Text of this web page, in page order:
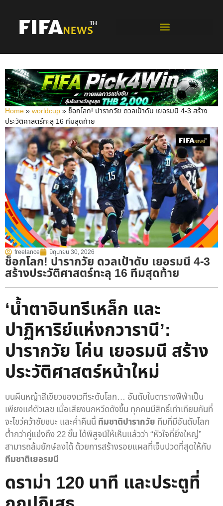
Home»worldcup» ช็อกโลก! ปารากวัย ดวลเป้าดับ เยอรมนี 4-3 สร้าง
ประวัติศาสตร์ทะลุ 16 ทีมสุดท้าย
freelance มิถุนายน 30, 2026
ช็อกโลก! ปารากวัย ดวลเป้าดับ เยอรมนี 4-3
สร้างประวัติศาสตร์ทะลุ 16 ทีมสุดท้าย
‘น้ำตาอินทรีเหล็ก และ
ปาฏิหาริย์แห่งกวารานี’:
ปารากวัย โค่น เยอรมนี สร้าง
ประวัติศาสตร์หน้าใหม่
บนผืนหญ้าสีเขียวของเวทีระดับโลก… อันดับในตารางฟีฟ่าเป็น
เพียงแค่ตัวเลข เมื่อเสียงนกหวีดดังขึ้น ทุกคนมีสิทธิ์เท่าเทียมกันที่
จะไขว่คว้าชัยชนะ และค่ำคืนนี้ทีมชาติปารากวัย ทีมที่มีอันดับโลก
ต่ำกว่าคู่แข่งถึง 22 ขั้น ได้พิสูจน์ให้เห็นแล้วว่า “หัวใจที่ยิ่งใหญ่”
สามารถล้มยักษ์ลงได้ ด้วยการสร้างรอยแผลที่เจ็บปวดที่สุดให้กับ
ทีมชาติเยอรมนี
ดราม่า 120 นาที และประตูที่